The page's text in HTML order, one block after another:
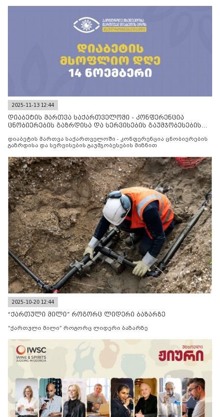
2025-11-13 12:44
დიაბეტის მართვა საქართველოში - კონფერენცია
ცნობიერების გაზრდისა და სერვისების გაუმჯობესების
დიაბეტის მართვა საქართველოში - კონფერენცია ცნობიერების
გაზრდისა და სერვისების გაუმჯობესების მიზნით
2025-10-20 12:44
“ქართული მილი” როგორც ლიდერი ბაზარზე
“ქართული მილი” როგორც ლიდერი ბაზარზე